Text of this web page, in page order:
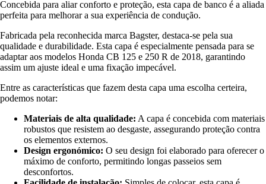
Concebida para aliar conforto e proteção, esta capa de banco é a aliada
perfeita para melhorar a sua experiência de condução.
Fabricada pela reconhecida marca Bagster, destaca-se pela sua
qualidade e durabilidade. Esta capa é especialmente pensada para se
adaptar aos modelos Honda CB 125 e 250 R de 2018, garantindo
assim um ajuste ideal e uma fixação impecável.
Entre as características que fazem desta capa uma escolha certeira,
podemos notar:
Materiais de alta qualidade: A capa é concebida com materiais
robustos que resistem ao desgaste, assegurando proteção contra
os elementos externos.
Design ergonómico: O seu design foi elaborado para oferecer o
máximo de conforto, permitindo longas passeios sem
desconfortos.